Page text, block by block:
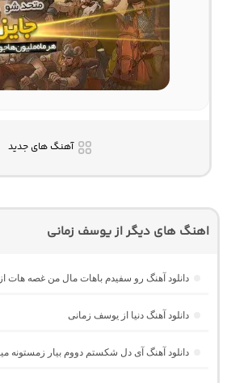
آهنگ های جدید
اهنگ های دیگر از یوسف زمانی
دانلود آهنگ رو سفیدم باهات مال من غصه هات
دانلود آهنگ دنیا از یوسف زمانی
دانلود آهنگ آی دل شکستم دووم بیار زمستونه